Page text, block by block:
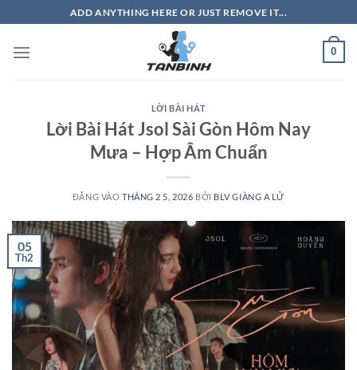
qua
nội
ADD ANYTHING HERE OR JUST REMOVE IT...
0
LỜI BÀI HÁT
Lời Bài Hát Jsol Sài Gòn Hôm Nay
Mưa – Hợp Âm Chuẩn
ĐĂNG VÀO THÁNG 2 5, 2026 BỞI BLV GIÀNG A LỬ
05
Th2